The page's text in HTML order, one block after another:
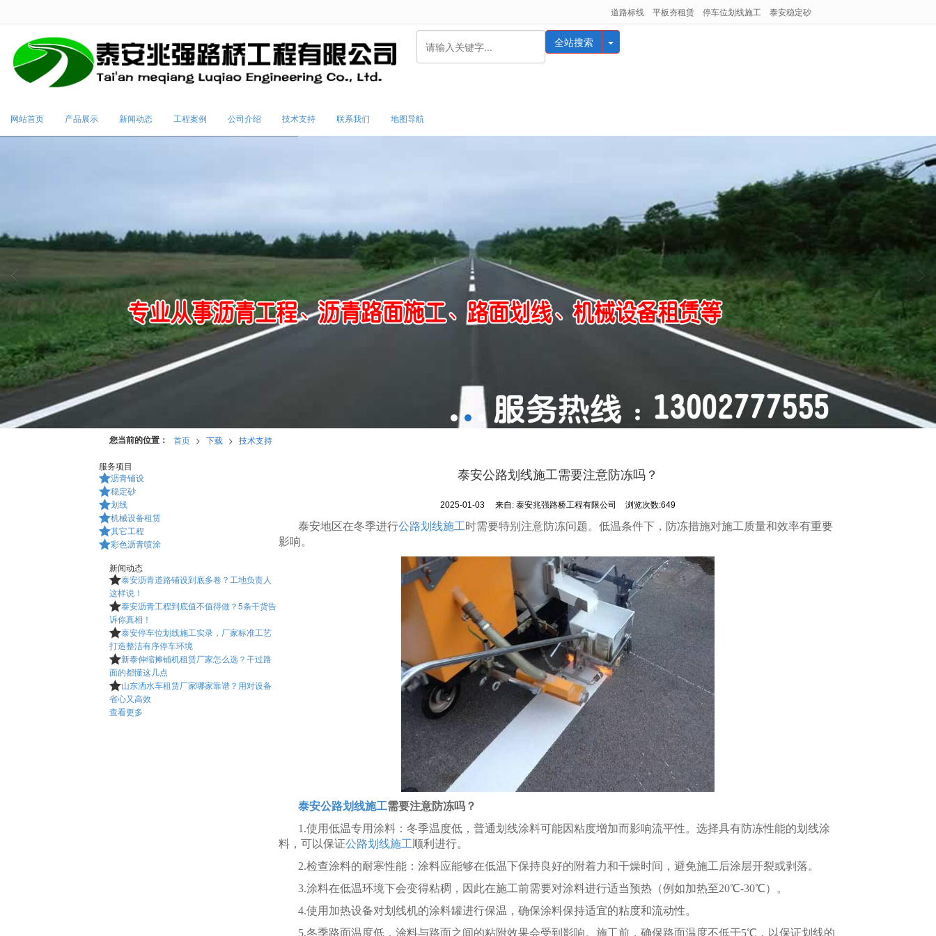
道路标线 平板夯租赁 停车位划线施工 泰安稳定砂
全站搜索
网站首页 产品展示 新闻动态 工程案例 公司介绍 技术支持 联系我们 地图导航
您当前的位置： 首页 > 下载 > 技术支持
泰安公路划线施工需要注意防冻吗？
2025-01-03 来自: 泰安兆强路桥工程有限公司 浏览次数:649
泰安地区在冬季进行公路划线施工时需要特别注意防冻问题。低温条件下，防冻措施对施工质量和效率有重要
影响。
泰安公路划线施工需要注意防冻吗？
1.使用低温专用涂料：冬季温度低，普通划线涂料可能因粘度增加而影响流平性。选择具有防冻性能的划线涂
料，可以保证公路划线施工顺利进行。
2.检查涂料的耐寒性能：涂料应能够在低温下保持良好的附着力和干燥时间，避免施工后涂层开裂或剥落。
3.涂料在低温环境下会变得粘稠，因此在施工前需要对涂料进行适当预热（例如加热至20℃-30℃）。
4.使用加热设备对划线机的涂料罐进行保温，确保涂料保持适宜的粘度和流动性。
5.冬季路面温度低，涂料与路面之间的粘附效果会受到影响。施工前，确保路面温度不低于5℃，以保证划线的
服务项目
沥青铺设
稳定砂
划线
机械设备租赁
其它工程
彩色沥青喷涂
新闻动态
泰安沥青道路铺设到底多卷？工地负责人
这样说！
泰安沥青工程到底值不值得做？5条干货告
诉你真相！
泰安停车位划线施工实录，厂家标准工艺
打造整洁有序停车环境
新泰伸缩摊铺机租赁厂家怎么选？干过路
面的都懂这几点
山东洒水车租赁厂家哪家靠谱？用对设备
省心又高效
查看更多